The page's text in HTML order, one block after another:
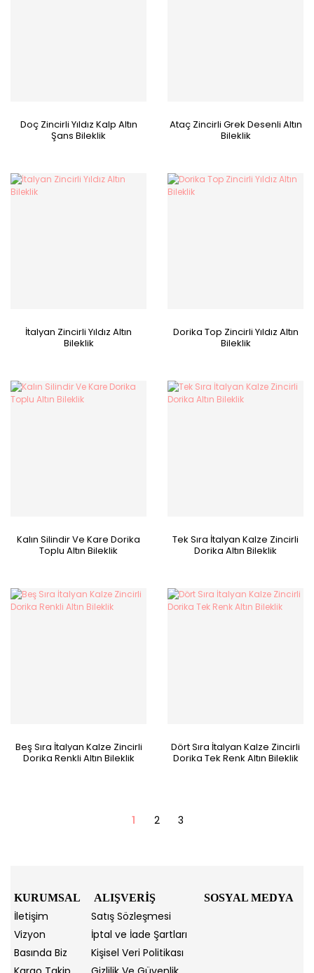
Doç Zincirli Yıldız Kalp Altın
Şans Bileklik
Ataç Zincirli Grek Desenli Altın
Bileklik
İtalyan Zincirli Yıldız Altın
Bileklik
Dorika Top Zincirli Yıldız Altın
Bileklik
Kalın Silindir Ve Kare Dorika
Toplu Altın Bileklik
Tek Sıra İtalyan Kalze Zincirli
Dorika Altın Bileklik
Beş Sıra İtalyan Kalze Zincirli
Dorika Renkli Altın Bileklik
Dört Sıra İtalyan Kalze Zincirli
Dorika Tek Renk Altın Bileklik
1 2 3
KURUMSAL ALIŞVERİŞ SOSYAL MEDYA
İletişim
Satış Sözleşmesi
Vizyon
İptal ve İade Şartları
Basında Biz
Kişisel Veri Politikası